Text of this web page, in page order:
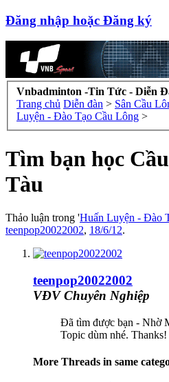
Đăng nhập hoặc Đăng ký
Vnbadminton -Tin Tức - Diễn
Trang chủ Diễn đàn > Sân Cầu
Luyện - Đào Tạo Cầu Lông >
Tìm bạn học
Tàu
Thảo luận trong 'Huấn Luyện - Đào
teenpop20022002, 18/6/12.
teenpop20022002
VĐV Chuyên Nghiệp
Đã tìm được bạn - Nhờ
Topic dùm nhé. Thanks!
More Threads in same